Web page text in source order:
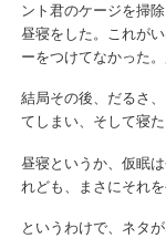
ント君のケージを掃
昼寝をした。これが
ーをつけてなかった
結局その後、だるさ
てしまい、そして寝
昼寝というか、仮眠
れども、まさにそれ
というわけで、ネタ